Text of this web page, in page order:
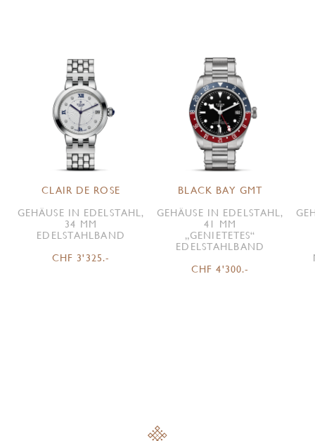
CLAIR DE ROSE
GEHÄUSE IN EDELSTAHL,
34 MM
EDELSTAHLBAND
CHF 3'325.-
BLACK BAY GMT
GEHÄUSE IN EDELSTAHL,
41 MM
„GENIETETES“
EDELSTAHLBAND
CHF 4'300.-